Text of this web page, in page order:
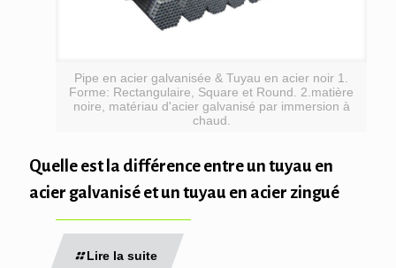
Pipe en acier galvanisée & Tuyau en acier noir 1.
Forme: Rectangulaire, Square et Round. 2.matière
noire, matériau d'acier galvanisé par immersion à
chaud.
Quelle est la différence entre un tuyau en
acier galvanisé et un tuyau en acier zingué
Lire la suite